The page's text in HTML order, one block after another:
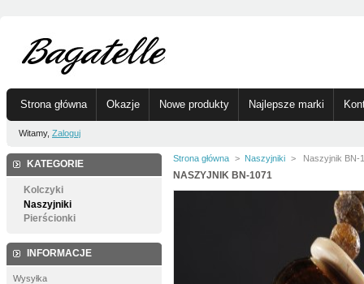
Strona główna Okazje Nowe produkty Najlepsze marki
Witamy, Zaloguj
KATEGORIE
Kolczyki
Naszyjniki
Pierścionki
INFORMACJE
Wysyłka
Strona główna > Naszyjniki > Naszyjnik BN-
NASZYJNIK BN-1071